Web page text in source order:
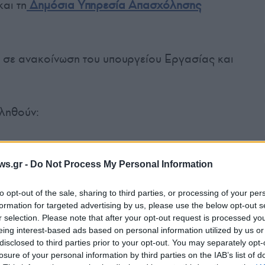
- Do Not Process My Personal Information
opt-out of the sale, sharing to third parties, or processing of your
for targeted advertising by us, please use the below opt-out
selection. Please note that after your opt-out request is processed
interest-based ads based on personal information utilized by us
to third parties prior to your opt-out. You may separately
of your personal information by third parties on the IAB’s list of
τη Δημόσια Υπηρεσία Απασχόλησης
ανακοίνωση του υπουργείου Εργασίας και
σε συνέχεια έκδοσης αποφάσεων για
για παροχές σε χρήμα (επιδόματα
ατυχήματος και έξοδα κηδείας).
καταβολές: